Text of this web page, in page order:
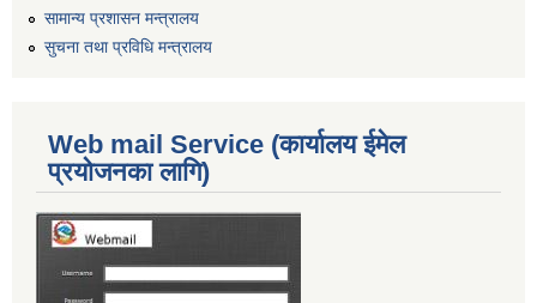
सामान्य प्रशासन मन्त्रालय
सुचना तथा प्रविधि मन्त्रालय
Web mail Service (कार्यालय ईमेल
प्रयोजनका लागि)